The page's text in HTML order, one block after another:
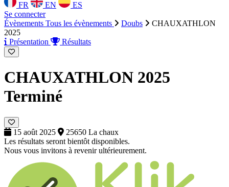
FR EN
ES
Se connecter
Évènements Tous les évènements Doubs
CHAUXATHLON
2025
Présentation
Résultats
CHAUXATHLON 2025
Terminé
15 août 2025
25650 La chaux
Les résultats seront bientôt disponibles.
Nous vous invitons à revenir ultérieurement.